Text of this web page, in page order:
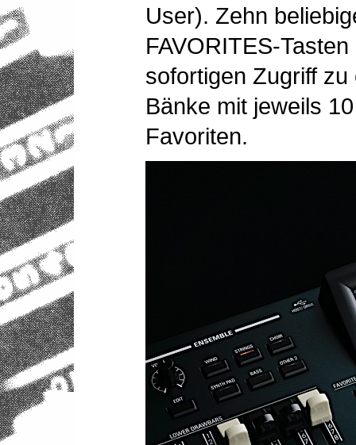
User). Zehn
FAVORITES-
sofortigen Zugriff
Bänke mit jeweils
Favoriten.